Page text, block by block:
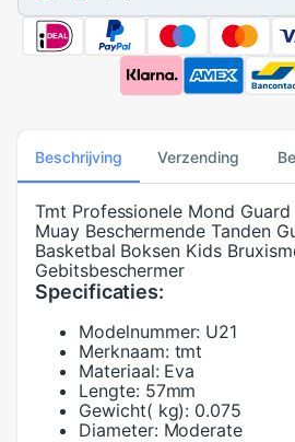
Beschrijving Verzending
Tmt Professionele Mond
Muay Beschermende Tanden
Basketbal Boksen Kids
Gebitsbeschermer
Specificaties:
Modelnummer: U21
Merknaam: tmt
Materiaal: Eva
Lengte: 57mm
Gewicht( kg): 0.075
Diameter: Moderate